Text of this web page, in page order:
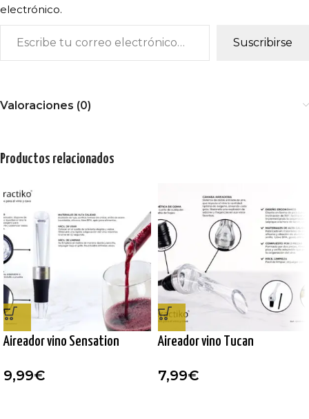
electrónico.
Suscribirse
Valoraciones (0)
Productos relacionados
Aireador vino Sensation
9,99€
Aireador vino Tucan
7,99€